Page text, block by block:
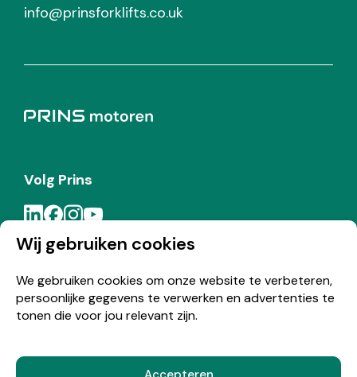
Wij gebruiken cookies
We gebruiken cookies om onze website te verbeteren,
persoonlijke gegevens te verwerken en advertenties te
tonen die voor jou relevant zijn.
info@prinsforklifts.co.uk
Volg Prins
Meld je aan voor de Prins nieuwsbrief